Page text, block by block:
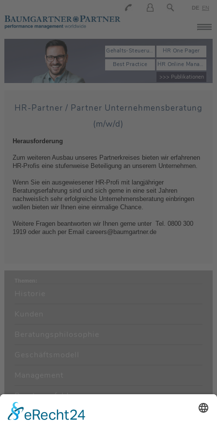
DE EN
>>> Publikationen
HR One Pager
Gehalts-Steuerung
HR Online Manager
Best Practice
HR-Partner / Partner Unternehmensberatung
(m/w/d)
Herausforderung
Zum weiteren Ausbau unseres Partnerkreises bieten wir erfahrenen
HR-Profis eine stufenweise Beteiligung an unserem Unternehmen.
Wenn Sie ein ausgewiesener HR-Profi mit langjähriger
Beratungserfahrung sind und sich gerne in eine seit Jahren
nachweislich sehr erfolgreiche Unternehmensberatung einbringen
wollen bieten wir Ihnen eine einmalige Chance.
Weitere Fragen beantworten wir Ihnen gerne unter Tel. 0800 300
1919 oder auch per Email careers@baumgartner.de
Beratungsfelder
Beraterkarriere